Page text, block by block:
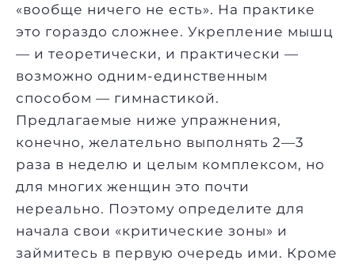
«вообще ничего не есть». На практике
это гораздо сложнее. Укрепление мышц
— и теоретически, и практически —
возможно одним-единственным
способом — гимнастикой.
Предлагаемые ниже упражнения,
конечно, желательно выполнять 2—3
раза в неделю и целым комплексом, но
для многих женщин это почти
нереально. Поэтому определите для
начала свои «критические зоны» и
займитесь в первую очередь ими. Кроме